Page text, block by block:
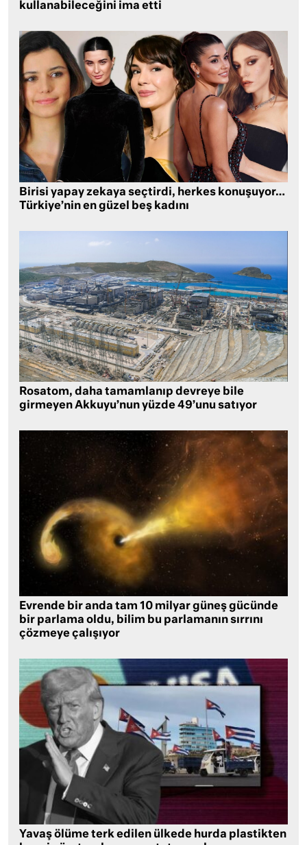
kullanabileceğini ima etti
Birisi yapay zekaya seçtirdi, herkes konuşuyor…
Türkiye’nin en güzel beş kadını
Rosatom, daha tamamlanıp devreye bile
girmeyen Akkuyu’nun yüzde 49’unu satıyor
Evrende bir anda tam 10 milyar güneş gücünde
bir parlama oldu, bilim bu parlamanın sırrını
çözmeye çalışıyor
Yavaş ölüme terk edilen ülkede hurda plastikten